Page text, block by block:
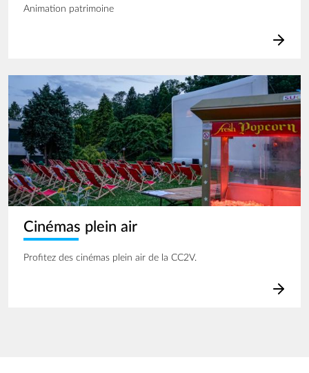
Animation patrimoine
Cinémas plein air
Profitez des cinémas plein air de la CC2V.